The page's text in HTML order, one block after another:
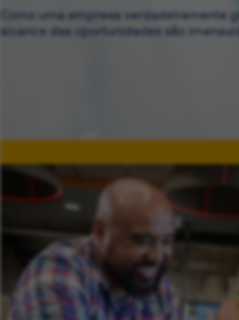
Como uma empresa verdadeiramente
alcance das oportunidades são